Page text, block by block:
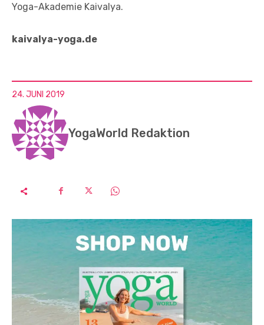
Yoga-Akademie Kaivalya.
kaivalya-yoga.de
24. JUNI 2019
YogaWorld Redaktion